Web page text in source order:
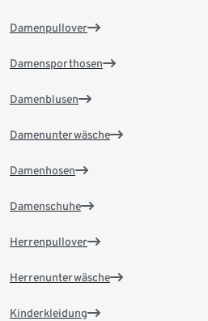
Damenpullover
Damensporthosen
Damenblusen
Damenunterwäsche
Damenhosen
Damenschuhe
Herrenpullover
Herrenunterwäsche
Kinderkleidung